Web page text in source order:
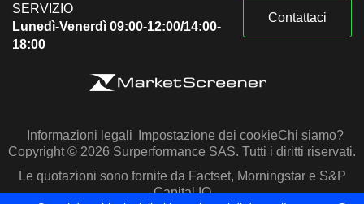
SERVIZIO
Lunedì-Venerdì 09:00-12:00/14:00-
18:00
Contattaci
Informazioni legali Impostazione dei cookieChi siamo?
Copyright © 2026 Surperformance SAS. Tutti i diritti riservati.
Le quotazioni sono fornite da Factset, Morningstar e S&P
Capital IQ